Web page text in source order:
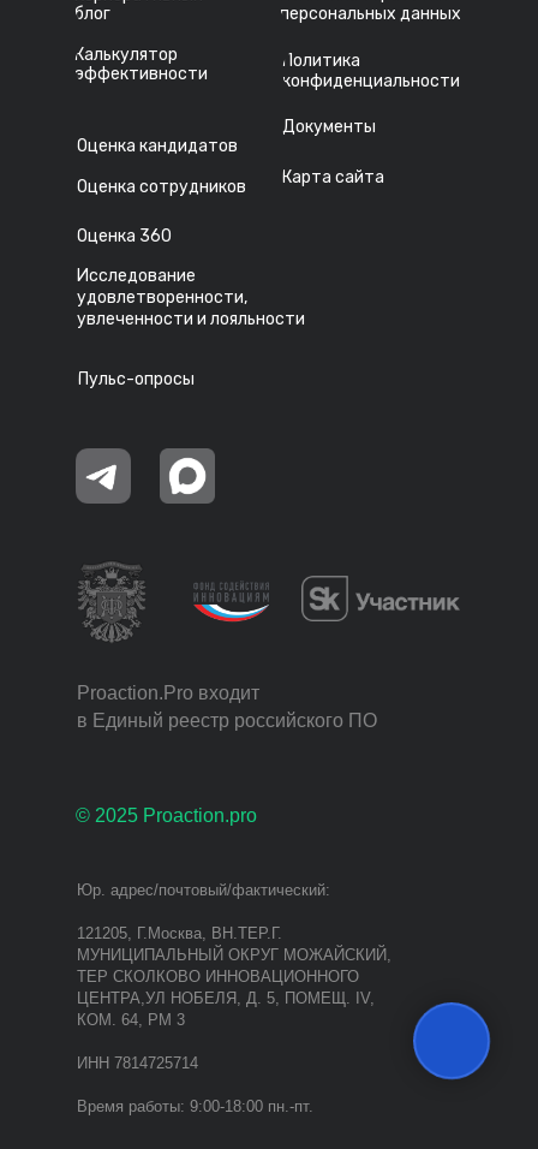
© 2025 Proaction.pro
Оценка кандидатов
Политика
конфиденциальности
Документы
Карта сайта
Оценка сотрудников
Оценка 360
Исследование
удовлетворенности,
увлеченности и лояльности
Пульс-опросы
блог
Калькулятор
эффективности
персональных данных
Proaction.Pro входит
в Единый реестр российского ПО
Юр. адрес/почтовый/фактический:
121205, Г.Москва, ВН.ТЕР.Г.
МУНИЦИПАЛЬНЫЙ ОКРУГ МОЖАЙСКИЙ,
ТЕР СКОЛКОВО ИННОВАЦИОННОГО
ЦЕНТРА,УЛ НОБЕЛЯ, Д. 5, ПОМЕЩ. IV,
КОМ. 64, РМ 3
ИНН 7814725714
Время работы: 9:00-18:00 пн.-пт.